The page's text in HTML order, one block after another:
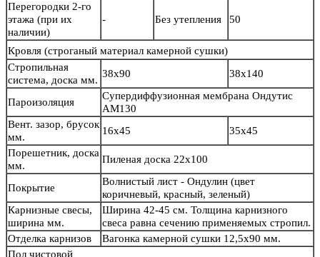
Перегородки 2-го
этажа (при их
наличии)
- Без утепления 50
Кровля (строганый материал камерной сушки)
Стропильная
система, доска мм.
38х90 38х140
Пароизоляция
Супердиффузионная мембрана Ондутис
АМ130
Вент. зазор, брусок
мм.
16х45
35х45
Порешетник, доска
мм.
Пиленая доска 22х100
Покрытие
Волнистый лист - Ондулин (цвет
коричневый, красный, зеленый)
Карнизные свесы,
ширина мм.
Ширина 42-45 см. Толщина карнизного
свеса равна сечению применяемых стропил.
Отделка карнизов
Вагонка камерной сушки 12,5х90 мм.
Пол чистовой